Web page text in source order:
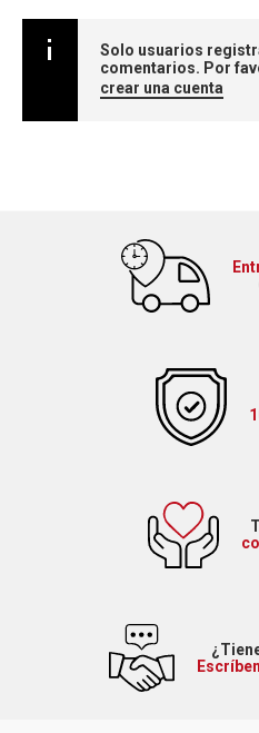
Solo usuarios
comentarios. Por
crear una cuenta